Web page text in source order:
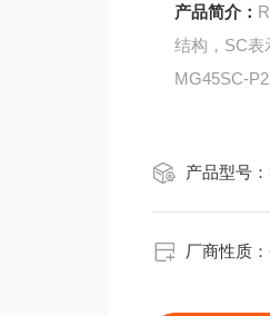
产品简介：
结构，SC表
MG45SC-
产品型号：
厂商性质：